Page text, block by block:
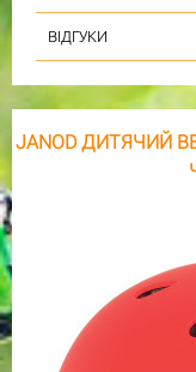
ВІДГУКИ
JANOD ДИТЯЧИЙ